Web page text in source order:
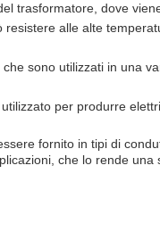
trasformatore, dove
alle alte
sono utilizzati in una
per produrre
fornito in tipi di
che lo rende una